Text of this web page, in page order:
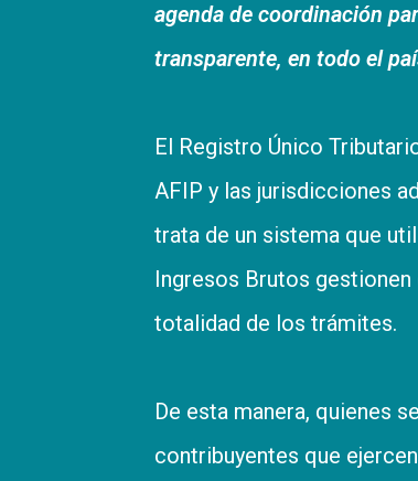
agenda de coordinación
transparente, en todo el
El Registro Único
AFIP y las jurisdicciones
trata de un sistema que
Ingresos Brutos
totalidad de los trámites.
De esta manera, quienes
contribuyentes que